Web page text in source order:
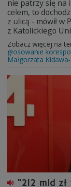
nie patrzy się na
celem, to
z ulicą - mówił w
z Katolickiego
Zobacz więcej na
głosowanie
Małgorzata
"212 mld